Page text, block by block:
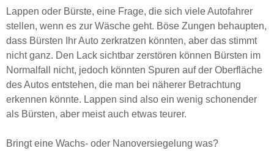
Lappen oder Bürste, eine Frage, die sich viele Autofahrer
stellen, wenn es zur Wäsche geht. Böse Zungen behaupten,
dass Bürsten Ihr Auto zerkratzen könnten, aber das stimmt
nicht ganz. Den Lack sichtbar zerstören können Bürsten im
Normalfall nicht, jedoch könnten Spuren auf der Oberfläche
des Autos entstehen, die man bei näherer Betrachtung
erkennen könnte. Lappen sind also ein wenig schonender
als Bürsten, aber meist auch etwas teurer.
Bringt eine Wachs- oder Nanoversiegelung was?